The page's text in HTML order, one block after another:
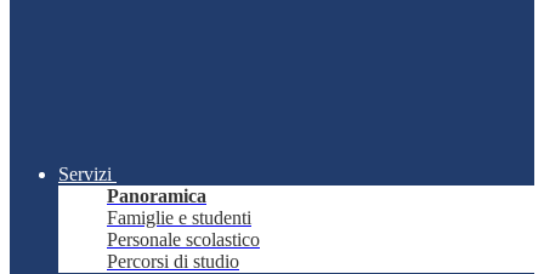
Servizi
Panoramica
Famiglie e studenti
Personale scolastico
Percorsi di studio